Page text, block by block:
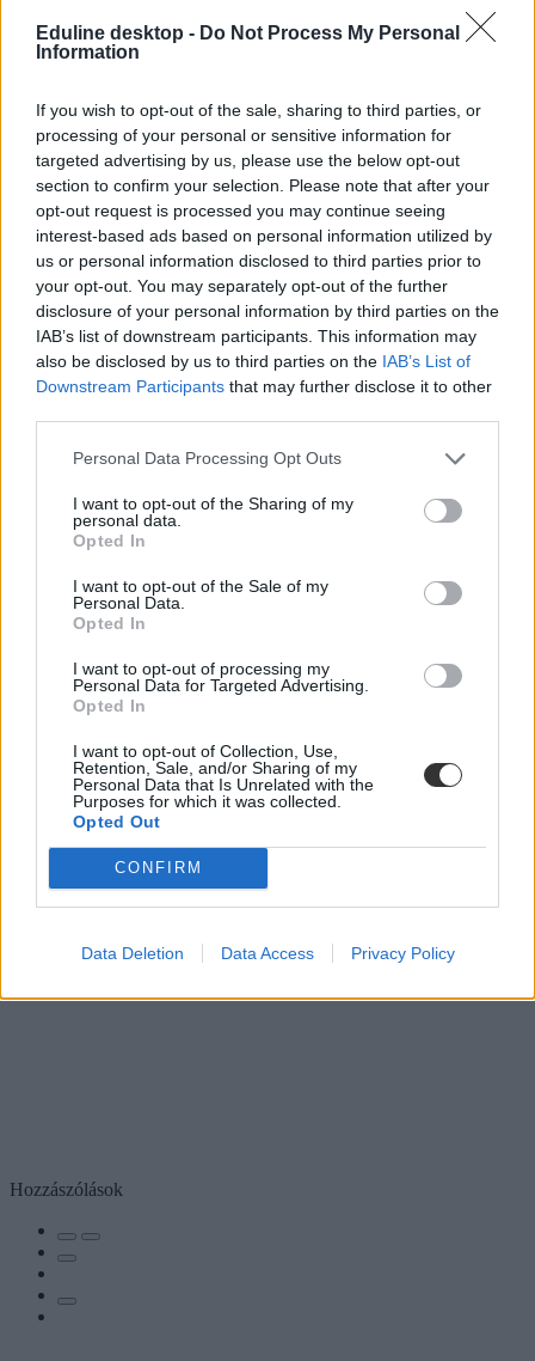
Eduline desktop - Do Not Process My Personal
Information
If you wish to opt-out of the sale, sharing to third parties, or
processing of your personal or sensitive information for
targeted advertising by us, please use the below opt-out
section to confirm your selection. Please note that after your
opt-out request is processed you may continue seeing
interest-based ads based on personal information utilized by
us or personal information disclosed to third parties prior to
your opt-out. You may separately opt-out of the further
disclosure of your personal information by third parties on the
IAB’s list of downstream participants. This information may
also be disclosed by us to third parties on the IAB’s List of
Downstream Participants that may further disclose it to other
Personal Data Processing Opt Outs
I want to opt-out of the Sharing of my
personal data.
Opted In
I want to opt-out of the Sale of my
Personal Data.
Opted In
I want to opt-out of processing my
Personal Data for Targeted Advertising.
Opted In
I want to opt-out of Collection, Use,
Retention, Sale, and/or Sharing of my
Personal Data that Is Unrelated with the
Purposes for which it was collected.
Opted Out
CONFIRM
Data Deletion Data Access Privacy Policy
fizetések
átlagfizetés
átlagbér
bérek
KSH átlagfizetés
Hozzászólások